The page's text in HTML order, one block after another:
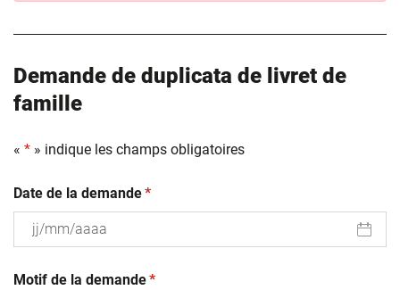
Demande de duplicata de livret de
famille
« * » indique les champs obligatoires
Date de la demande(obligatoire)
*
slash
Motif de la demande(obligatoire)
*